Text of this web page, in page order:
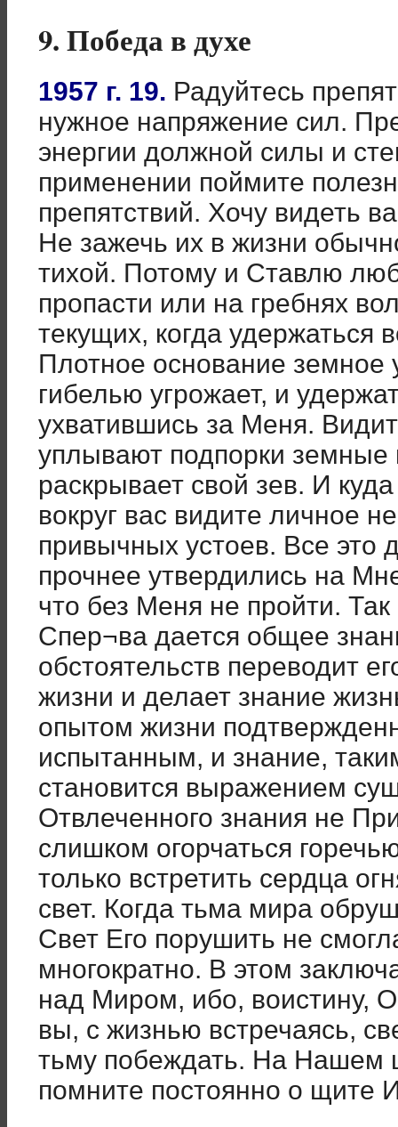
9. Победа в духе
1957 г. 19. Радуйтесь
нужное напряжение сил.
энергии должной силы и
применении поймите
препятствий. Хочу видеть
Не зажечь их в жизни
тихой. Потому и Ставлю
пропасти или на гребнях
текущих, когда
Плотное основание земное
гибелью угрожает, и
ухватившись за Меня.
уплывают подпорки земные
раскрывает свой зев. И
вокруг вас видите личное
привычных устоев. Все это
прочнее утвердились на
что без Меня не пройти.
Спер¬ва дается общее
обстоятельств переводит
жизни и делает знание
опытом жизни
испытанным, и знание,
становится выражением
Отвлеченного знания не
слишком огорчаться
только встретить сердца
свет. Когда тьма мира
Свет Его порушить не
многократно. В этом
над Миром, ибо, воистину,
вы, с жизнью встречаясь,
тьму побеждать. На Нашем
помните постоянно о щите